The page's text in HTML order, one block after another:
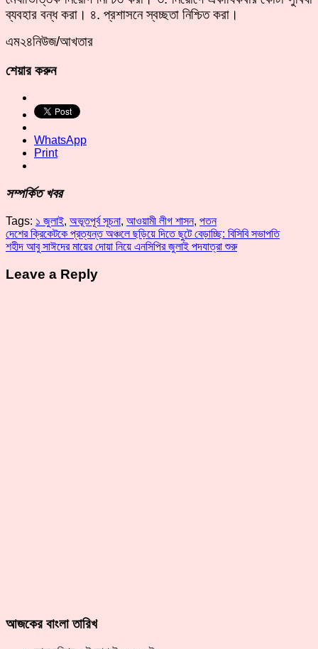
ব্যবহার বন্ধ করা। ৪. প্রশাসনে স্বচ্ছতা নিশ্চিত করা।
এম২৪নিউজ/আখতার
শেয়ার করুন
WhatsApp
Print
সম্পর্কিত খবর
Tags: ১ জুলাই, অভূতপূর্ব সূচনা, আওয়ামী লীগ শাসন, পতন
Post
navigation
দেশের ক্রিকেটকে প্রত্যন্ত অঞ্চলে ছড়িয়ে দিতে ছুটে বেড়াচ্ছি: বিসিবি সভাপতি
শহীদ আবু সাঈদের মায়ের দোয়া নিয়ে এনসিপির জুলাই পদযাত্রা শুরু
Leave a Reply
আজকের বাংলা তারিখ